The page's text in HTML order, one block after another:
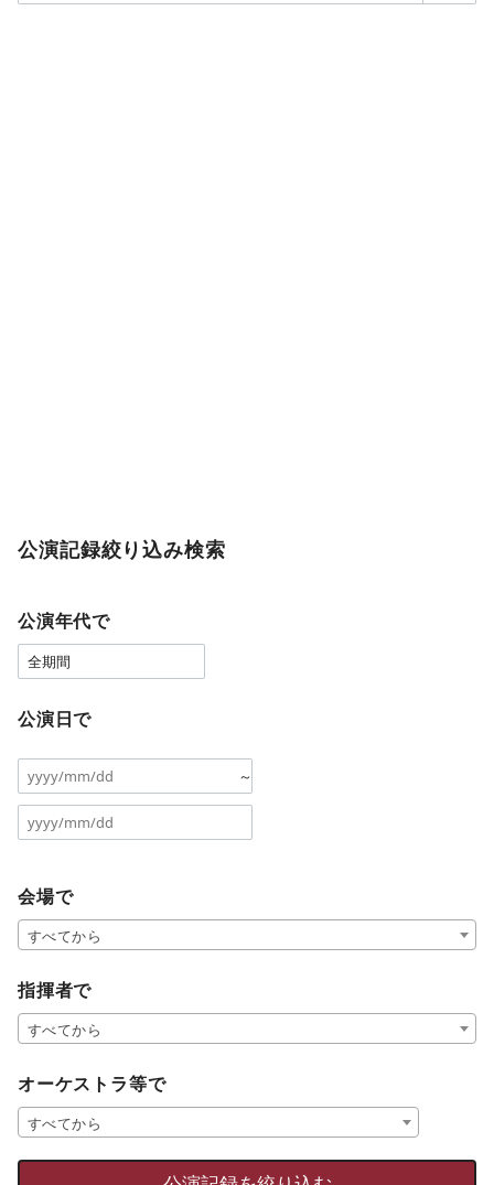
公演記録絞り込み検索
公演年代で
公演日で
～
会場で
すべてから
指揮者で
すべてから
オーケストラ等で
すべてから